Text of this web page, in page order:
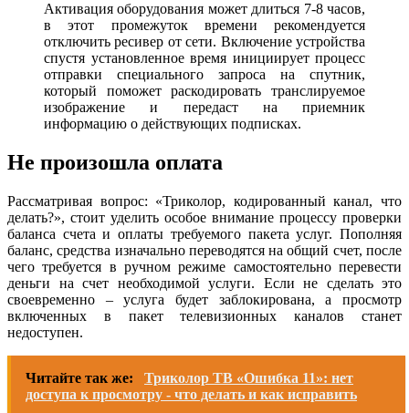
Активация оборудования может длиться 7-8 часов,
в этот промежуток времени рекомендуется
отключить ресивер от сети. Включение устройства
спустя установленное время инициирует процесс
отправки специального запроса на спутник,
который поможет раскодировать транслируемое
изображение и передаст на приемник
информацию о действующих подписках.
Не произошла оплата
Рассматривая вопрос: «Триколор, кодированный канал, что
делать?», стоит уделить особое внимание процессу проверки
баланса счета и оплаты требуемого пакета услуг. Пополняя
баланс, средства изначально переводятся на общий счет, после
чего требуется в ручном режиме самостоятельно перевести
деньги на счет необходимой услуги. Если не сделать это
своевременно – услуга будет заблокирована, а просмотр
включенных в пакет телевизионных каналов станет
недоступен.
Читайте так же:
Триколор ТВ «Ошибка 11»: нет
доступа к просмотру - что делать и как исправить